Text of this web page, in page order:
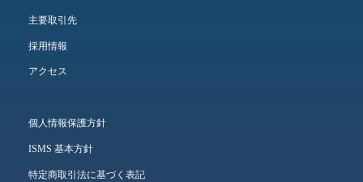
主要取引先
採用情報
アクセス
個人情報保護方針
ISMS 基本方針
特定商取引法に基づく表記